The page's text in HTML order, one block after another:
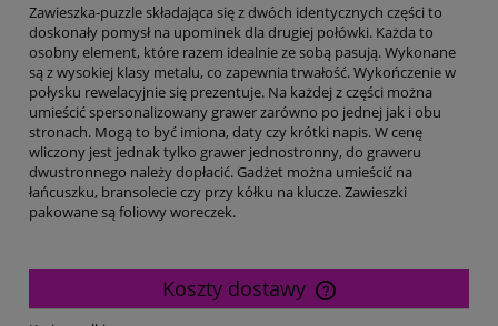
Zawieszka-puzzle składająca się z dwóch identycznych części to
doskonały pomysł na upominek dla drugiej połówki. Każda to
osobny element, które razem idealnie ze sobą pasują. Wykonane
są z wysokiej klasy metalu, co zapewnia trwałość. Wykończenie w
połysku rewelacyjnie się prezentuje. Na każdej z części można
umieścić spersonalizowany grawer zarówno po jednej jak i obu
stronach. Mogą to być imiona, daty czy krótki napis. W cenę
wliczony jest jednak tylko grawer jednostronny, do graweru
dwustronnego należy dopłacić. Gadżet można umieścić na
łańcuszku, bransolecie czy przy kółku na klucze. Zawieszki
pakowane są foliowy woreczek.
Koszty dostawy
Cena nie zawiera ewentualnych kosztów płatności